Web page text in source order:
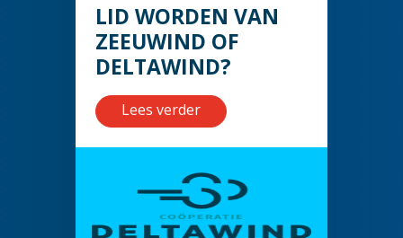
LID WORDEN VAN
ZEEUWIND OF
DELTAWIND?
Lees verder